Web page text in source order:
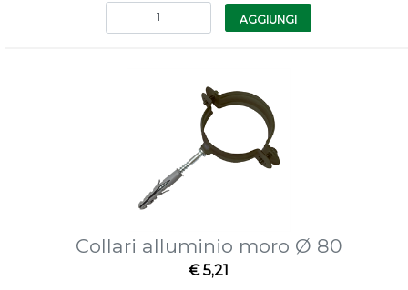
Quantità
AGGIUNGI
Collari alluminio moro Ø 80
€ 5,21